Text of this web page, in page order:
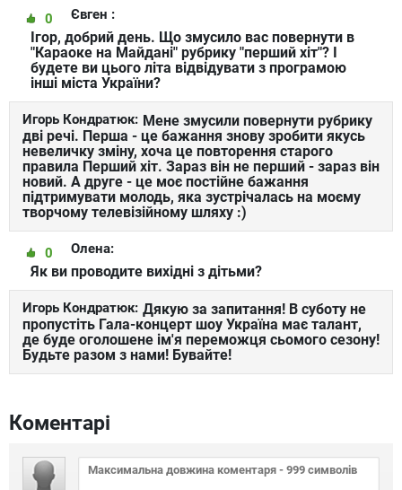
Євген :
0
Ігор, добрий день. Що змусило вас повернути в
"Караоке на Майдані" рубрику "перший хіт"? І
будете ви цього літа відвідувати з програмою
інші міста України?
Игорь Кондратюк: Мене змусили повернути рубрику
дві речі. Перша - це бажання знову зробити якусь
невеличку зміну, хоча це повторення старого
правила Перший хіт. Зараз він не перший - зараз він
новий. А друге - це моє постійне бажання
підтримувати молодь, яка зустрічалась на моєму
творчому телевізійному шляху :)
Олена:
0
Як ви проводите вихідні з дітьми?
Игорь Кондратюк: Дякую за запитання! В суботу не
пропустіть Гала-концерт шоу Україна має талант,
де буде оголошене ім'я переможця сьомого сезону!
Будьте разом з нами! Бувайте!
Коментарі